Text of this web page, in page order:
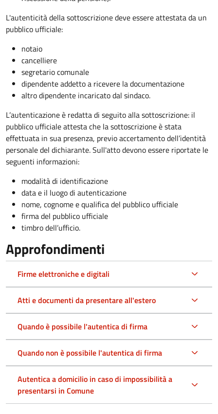
L'autenticità della sottoscrizione deve essere attestata da un
pubblico ufficiale:
notaio
cancelliere
segretario comunale
dipendente addetto a ricevere la documentazione
altro dipendente incaricato dal sindaco.
L’autenticazione è redatta di seguito alla sottoscrizione: il
pubblico ufficiale attesta che la sottoscrizione è stata
effettuata in sua presenza, previo accertamento dell’identità
personale del dichiarante. Sull'atto devono essere riportate le
seguenti informazioni:
modalità di identificazione
data e il luogo di autenticazione
nome, cognome e qualifica del pubblico ufficiale
firma del pubblico ufficiale
timbro dell’ufficio.
Approfondimenti
Firme elettroniche e digitali
Atti e documenti da presentare all'estero
Quando è possibile l'autentica di firma
Quando non è possibile l'autentica di firma
Autentica a domicilio in caso di impossibilità a
presentarsi in Comune